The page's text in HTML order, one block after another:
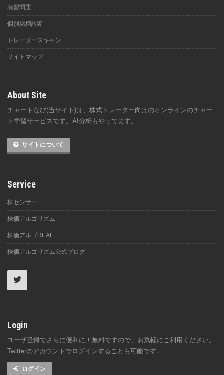
演習問題
個別銘柄診断
トレーダースキャン
サイトマップ
About Site
チャートなび(当サイト)は、株式トレーダー向けのオンラインのチャー
ト学習サービスです。AI分析もやってます。
サイトについて
Service
株センサー
株価アルゴリズム
株価アルゴREAL
株価アルゴリズム公式ブログ
Login
ユーザ登録でさらに便利に！無料ですので、お気軽にご利用ください。
Twitterのアカウントでログインすることも可能です。
ログイン